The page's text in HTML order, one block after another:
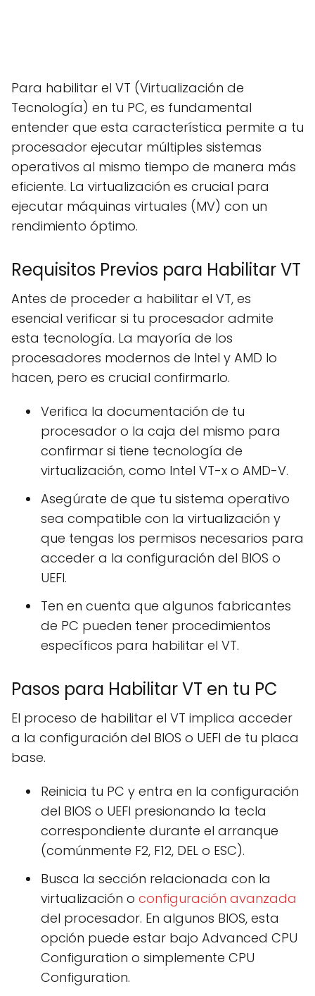
Para habilitar el VT (Virtualización de
Tecnología) en tu PC, es fundamental
entender que esta característica permite a tu
procesador ejecutar múltiples sistemas
operativos al mismo tiempo de manera más
eficiente. La virtualización es crucial para
ejecutar máquinas virtuales (MV) con un
rendimiento óptimo.
Requisitos Previos para Habilitar VT
Antes de proceder a habilitar el VT, es
esencial verificar si tu procesador admite
esta tecnología. La mayoría de los
procesadores modernos de Intel y AMD lo
hacen, pero es crucial confirmarlo.
Verifica la documentación de tu
procesador o la caja del mismo para
confirmar si tiene tecnología de
virtualización, como Intel VT-x o AMD-V.
Asegúrate de que tu sistema operativo
sea compatible con la virtualización y
que tengas los permisos necesarios para
acceder a la configuración del BIOS o
UEFI.
Ten en cuenta que algunos fabricantes
de PC pueden tener procedimientos
específicos para habilitar el VT.
Pasos para Habilitar VT en tu PC
El proceso de habilitar el VT implica acceder
a la configuración del BIOS o UEFI de tu placa
base.
Reinicia tu PC y entra en la configuración
del BIOS o UEFI presionando la tecla
correspondiente durante el arranque
(comúnmente F2, F12, DEL o ESC).
Busca la sección relacionada con la
virtualización o configuración avanzada
del procesador. En algunos BIOS, esta
opción puede estar bajo Advanced CPU
Configuration o simplemente CPU
Configuration.